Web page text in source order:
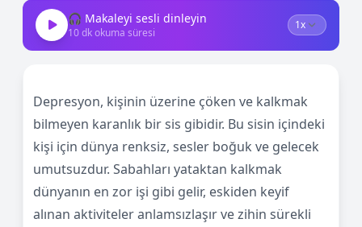
🎧 Makaleyi sesli dinleyin
10dk okuma süresi
Depresyon, kişinin üzerine çöken ve kalkmak
bilmeyen karanlık bir sis gibidir. Bu sisin içindeki
kişi için dünya renksiz, sesler boğuk ve gelecek
umutsuzdur. Sabahları yataktan kalkmak
dünyanın en zor işi gibi gelir, eskiden keyif
alınan aktiviteler anlamsızlaşır ve zihin sürekli